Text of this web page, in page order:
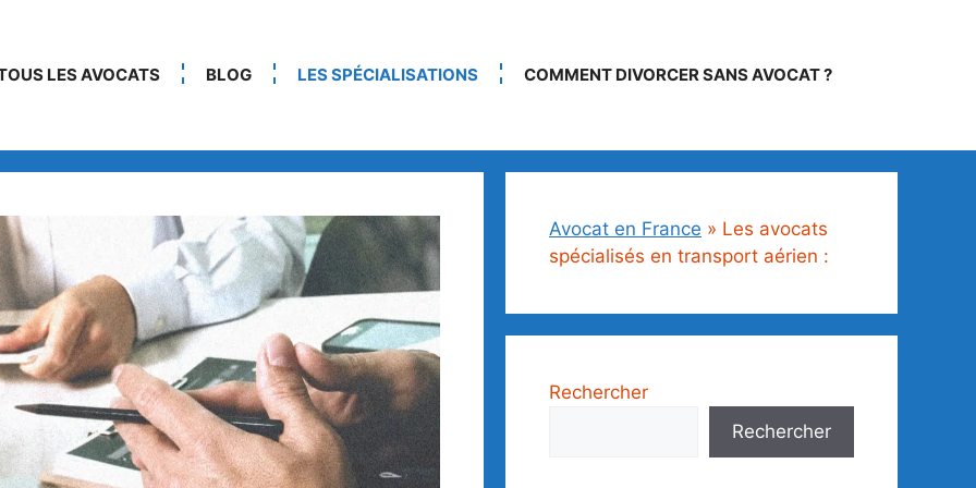
LES AVOCATS BLOG LES SPÉCIALISATIONS COMMENT DIVORCER SANS AVOCAT ?
Avocat en France » Les avocats
spécialisés en transport aérien :
Rechercher
Rechercher